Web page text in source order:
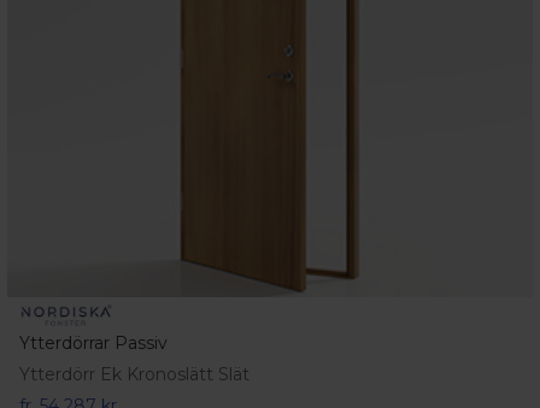
Ytterdörrar Passiv
Ytterdörr Ek Kronoslätt Slät